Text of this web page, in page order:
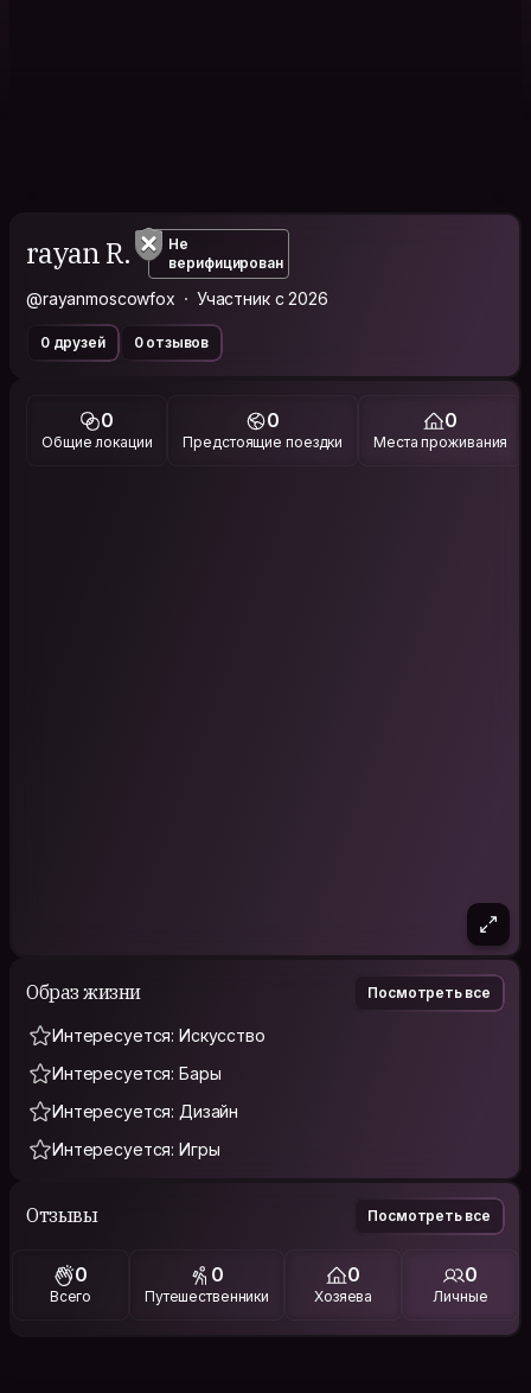
rayan R.
Не
верифицирован
@rayanmoscowfox Участник с 2026
0 друзей 0 отзывов
0
Общие локации
0
Предстоящие поездки
0
Места проживания
Образ жизни Посмотреть все
Интересуется: Искусство
Интересуется: Бары
Интересуется: Дизайн
Интересуется: Игры
Отзывы Посмотреть все
0
Всего
0
Путешественники
0
Хозяева
0
Личные